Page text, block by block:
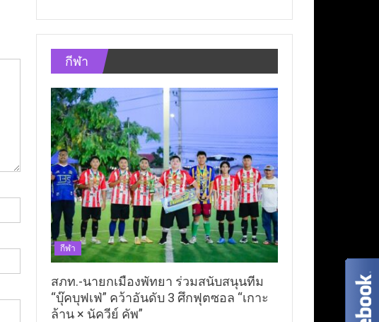
กีฬา
กีฬา
สภท.-นายกเมืองพัทยา ร่วมสนับสนุนทีม
“บุ๊คบุฟเฟ่” คว้าอันดับ 3 ศึกฟุตซอล “เกาะ
ล้าน × นัควีย์ คัพ”